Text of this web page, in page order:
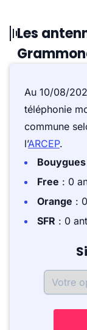
Les
Au 10/08/
téléphonie
commune
l’ARCEP.
Free : 0
Orange :
SFR : 0